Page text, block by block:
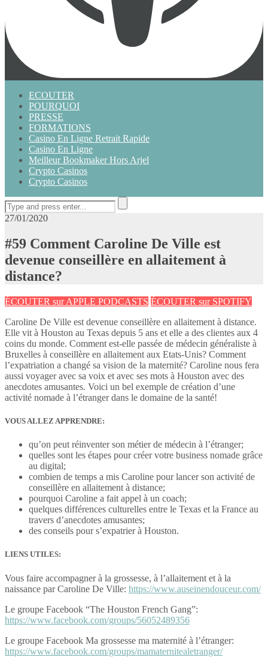
ECOUTER
POURQUOI
PRESSE
FORMATIONS
Casino En Ligne Retrait Rapide
Casino En Ligne
Meilleur Bookmaker Hors Arjel
Crypto Casinos
Crypto Casinos
27/01/2020
#59 Comment Caroline De Ville est
devenue conseillère en allaitement à
distance?
ÉCOUTER sur APPLE PODCASTS ÉCOUTER sur SPOTIFY
Caroline De Ville est devenue conseillère en allaitement à distance.
Elle vit à Houston au Texas depuis 5 ans et elle a des clientes aux 4
coins du monde. Comment est-elle passée de médecin généraliste à
Bruxelles à conseillère en allaitement aux Etats-Unis? Comment
l’expatriation a changé sa vision de la maternité? Caroline nous fera
aussi voyager avec sa voix et avec ses mots à Houston avec des
anecdotes amusantes. Voici un bel exemple de création d’une
activité nomade à l’étranger dans le domaine de la santé!
VOUS ALLEZ APPRENDRE:
qu’on peut réinventer son métier de médecin à l’étranger;
quelles sont les étapes pour créer votre business nomade grâce
au digital;
combien de temps a mis Caroline pour lancer son activité de
conseillère en allaitement à distance;
pourquoi Caroline a fait appel à un coach;
quelques différences culturelles entre le Texas et la France au
travers d’anecdotes amusantes;
des conseils pour s’expatrier à Houston.
LIENS UTILES:
Vous faire accompagner à la grossesse, à l’allaitement et à la
naissance par Caroline De Ville: https://www.auseinendouceur.com/
Le groupe Facebook “The Houston French Gang”:
https://www.facebook.com/groups/56052489356
Le groupe Facebook Ma grossesse ma maternité à l’étranger:
https://www.facebook.com/groups/mamaternitealetranger/